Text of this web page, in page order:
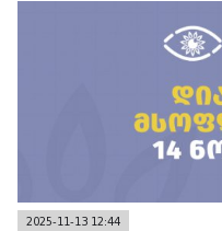
2025-11-13 12:44